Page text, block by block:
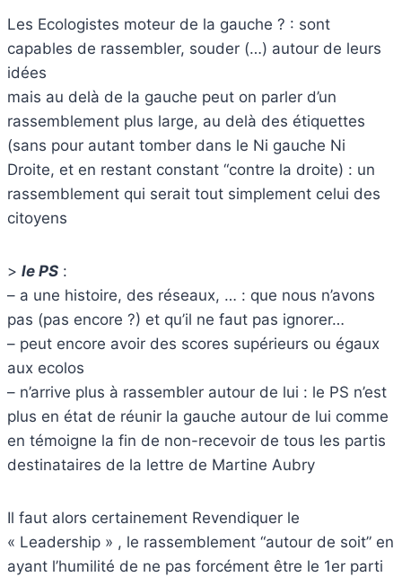
Les Ecologistes moteur de la gauche ? : sont
capables de rassembler, souder (…) autour de leurs
idées
mais au delà de la gauche peut on parler d’un
rassemblement plus large, au delà des étiquettes
(sans pour autant tomber dans le Ni gauche Ni
Droite, et en restant constant “contre la droite) : un
rassemblement qui serait tout simplement celui des
citoyens
> le PS :
– a une histoire, des réseaux, … : que nous n’avons
pas (pas encore ?) et qu’il ne faut pas ignorer…
– peut encore avoir des scores supérieurs ou égaux
aux ecolos
– n’arrive plus à rassembler autour de lui : le PS n’est
plus en état de réunir la gauche autour de lui comme
en témoigne la fin de non-recevoir de tous les partis
destinataires de la lettre de Martine Aubry
Il faut alors certainement Revendiquer le
« Leadership » , le rassemblement “autour de soit” en
ayant l’humilité de ne pas forcément être le 1er parti